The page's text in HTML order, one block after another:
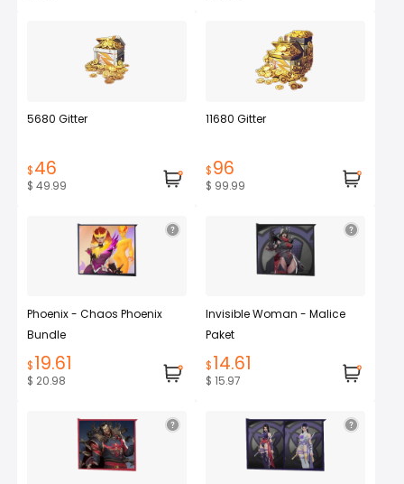
5680 Gitter
$46
$ 49.99
11680 Gitter
$96
$ 99.99
Phoenix - Chaos Phoenix
Bundle
$19.61
$ 20.98
Invisible Woman - Malice
Paket
$14.61
$ 15.97